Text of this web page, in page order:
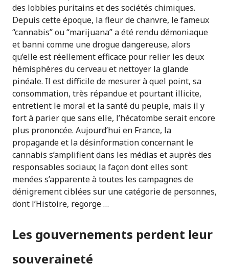
des lobbies puritains et des sociétés chimiques.
Depuis cette époque, la fleur de chanvre, le fameux
“cannabis” ou “marijuana” a été rendu démoniaque
et banni comme une drogue dangereuse, alors
qu’elle est réellement efficace pour relier les deux
hémisphères du cerveau et nettoyer la glande
pinéale. Il est difficile de mesurer à quel point, sa
consommation, très répandue et pourtant illicite,
entretient le moral et la santé du peuple, mais il y
fort à parier que sans elle, l’hécatombe serait encore
plus prononcée. Aujourd’hui en France, la
propagande et la désinformation concernant le
cannabis s’amplifient dans les médias et auprès des
responsables sociaux; la façon dont elles sont
menées s’apparente à toutes les campagnes de
dénigrement ciblées sur une catégorie de personnes,
dont l’Histoire, regorge …
Les gouvernements perdent leur
souveraineté